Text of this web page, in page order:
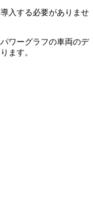
入する必要がありませ
ワーグラフの車両のデ
ます。